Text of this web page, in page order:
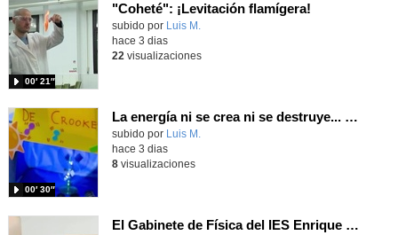
"Coheté": ¡Levitación flamígera!
Contenido educativo.
subido por Luis M.
00′ 21″
hace 3 dias
22 visualizaciones
La energía ni se crea ni se destruye... ¡se experimenta! El Tierno en la Feria Madrid es Ciencia 2026
Contenido educativo.
subido por Luis M.
00′ 30″
hace 3 dias
8visualizaciones
El Gabinete de Física del IES Enrique Tierno Galván de Parla (Curso 25-26)